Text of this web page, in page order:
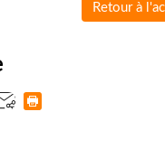
Retour à